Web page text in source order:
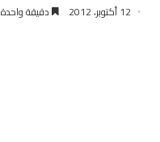
12 أكتوبر، 2012 دقيقة واحدة